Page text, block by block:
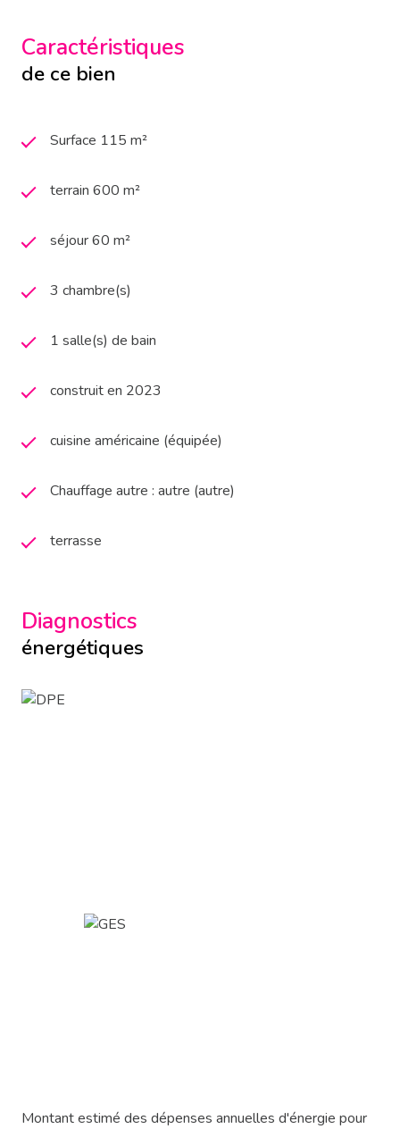
Caractéristiques
de ce bien
Surface 115 m²
terrain 600 m²
séjour 60 m²
3 chambre(s)
1 salle(s) de bain
construit en 2023
cuisine américaine (équipée)
Chauffage autre : autre (autre)
terrasse
Diagnostics
énergétiques
Montant estimé des dépenses annuelles d'énergie pour